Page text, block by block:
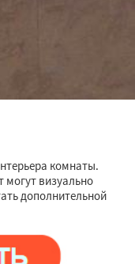
комнаты.
могут визуально
дополнительной